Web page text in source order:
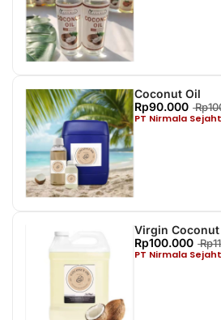
Coconut Oil
Rp90.000
PT Nirmala
Virgin Coconut
Rp100.000
PT Nirmala